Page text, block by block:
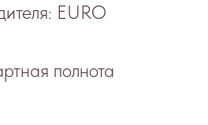
EURO
полнота